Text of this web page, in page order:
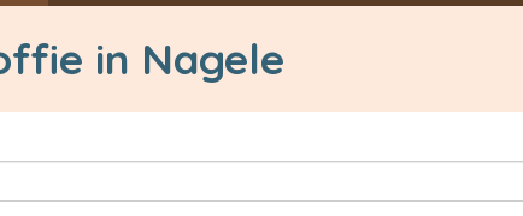
in Nagele